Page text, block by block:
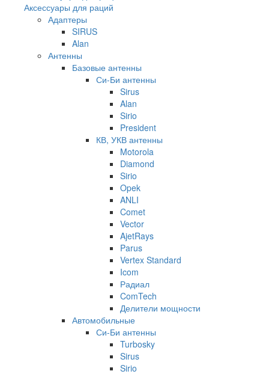
Аксессуары для раций
Адаптеры
SIRUS
Alan
Антенны
Базовые антенны
Си-Би антенны
Sirus
Alan
Sirio
President
КВ, УКВ антенны
Motorola
Diamond
Sirio
Opek
ANLI
Comet
Vector
AjetRays
Parus
Vertex Standard
Icom
Радиал
ComTech
Делители мощности
Автомобильные
Си-Би антенны
Turbosky
Sirus
Sirio